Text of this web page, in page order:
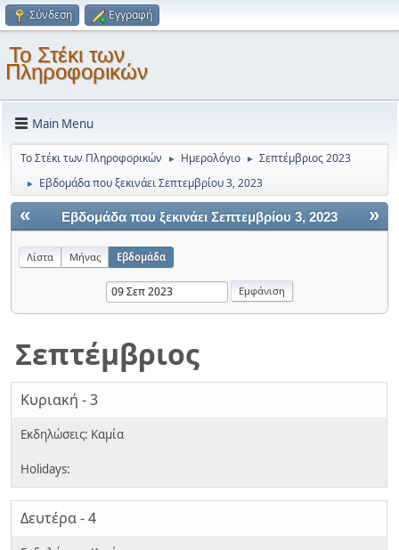
Σύνδεση Εγγραφή
Το Στέκι των
Πληροφορικών
Main Menu
Το Στέκι των Πληροφορικών ► Ημερολόγιο ► Σεπτέμβριος 2023
► Εβδομάδα που ξεκινάει Σεπτεμβρίου 3, 2023
« »
Εβδομάδα που ξεκινάει Σεπτεμβρίου 3, 2023
Λίστα Μήνας Εβδομάδα
Σεπτέμβριος
Κυριακή - 3
Δευτέρα - 4